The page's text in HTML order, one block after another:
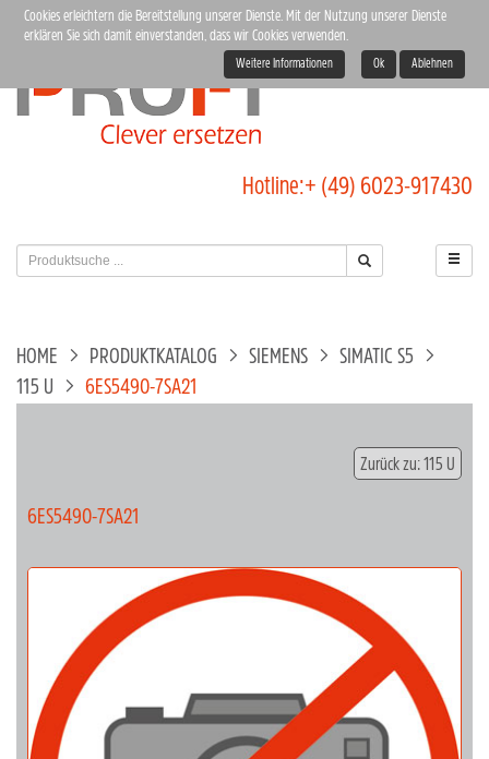
Hotline:+ (49) 6023-917430
HOME PRODUKTKATALOG SIEMENS
SIMATIC S5
115 U
6ES5490-7SA21
Zurück zu: 115 U
6ES5490-7SA21
Cookies erleichtern die Bereitstellung unserer Dienste. Mit der Nutzung unserer Dienste
erklären Sie sich damit einverstanden, dass wir Cookies verwenden.
Weitere Informationen Ok Ablehnen